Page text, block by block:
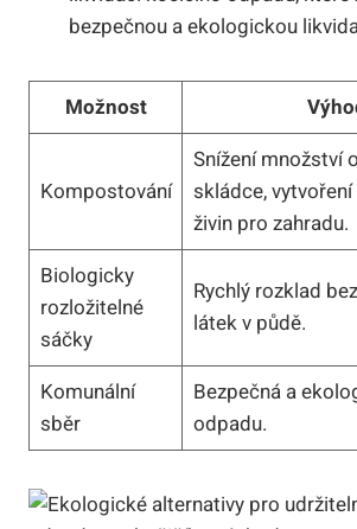
bezpečnou a ekologickou
Možnost
Kompostování
Snížení množství
skládce,
živin pro zahradu.
Biologicky
rozložitelné
sáčky
Rychlý rozklad
látek v půdě.
Komunální
sběr
Bezpečná a
odpadu.